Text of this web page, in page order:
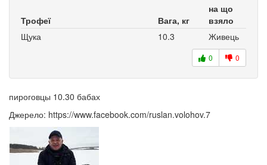
Трофеї Вага, кг
на що
взяло
Щука
10.3 Живець
0 0
пироговцы 10.30 бабах
Джерело: https://www.facebook.com/ruslan.volohov.7